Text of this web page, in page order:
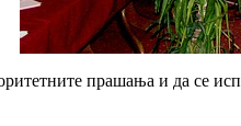
прашања и да се